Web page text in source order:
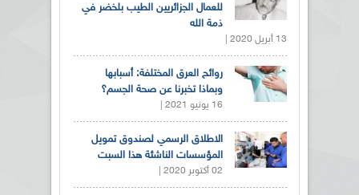
للعمال الجزائريين الطيب بلخضر في
ذمة الله
13 أبريل 2020 |
روائح العرق المختلفة: أسبابها
وبماذا تخبرنا عن صحة الجسم؟
16 يونيو 2021 |
الاطلاق الرسمي لصندوق تمويل
المؤسسات الناشئة هذا السبت
02 أكتوبر 2020 |